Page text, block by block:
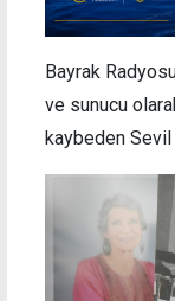
Bayrak
ve sunucu
kaybeden Sevil